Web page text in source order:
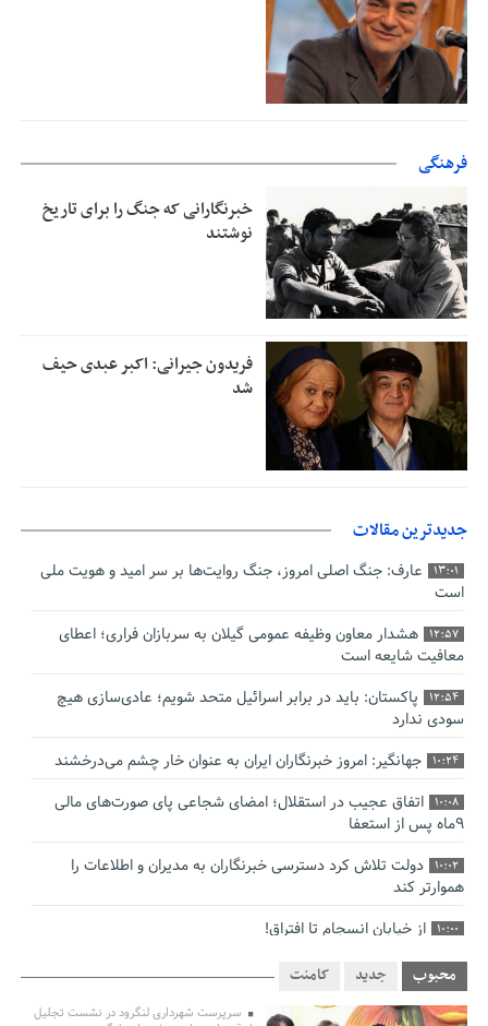
فرهنگی
خبرنگارانی که جنگ را برای تاریخ
نوشتند
فریدون جیرانی: اکبر عبدی حیف
شد
جدیدترین مقالات
13:01
عارف: جنگ اصلی امروز، جنگ روایت‌ها بر سر امید و هویت ملی
است
12:57
هشدار معاون وظیفه عمومی گیلان به سربازان فراری؛ اعطای
معافیت شایعه است
12:54
پاکستان: باید در برابر اسرائیل متحد شویم؛ عادی‌سازی هیچ
سودی ندارد
10:24 جهانگیر: امروز خبرنگاران ایران به عنوان خار چشم می‌درخشند
10:08
اتفاق عجیب در استقلال؛ امضای شجاعی پای صورت‌های مالی
٩ماه پس از استعفا
10:02
دولت تلاش کرد دسترسی خبرنگاران به مدیران و اطلاعات را
هموارتر کند
10:00 از خیابان انسجام تا افتراق!
9:48
چالش نظارت بر درمانگران اینستاگرامی/ نسخه وزارت بهداشت
برای جلوگیری از فعالیت پزشک‌نماها
محبوب جدید کامنت
سرپرست شهرداری لنگرود در نشست تجلیل